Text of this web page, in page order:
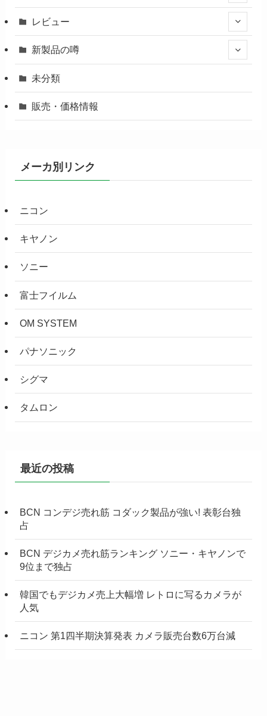
レビュー
新製品の噂
未分類
販売・価格情報
メーカ別リンク
ニコン
キヤノン
ソニー
富士フイルム
OM SYSTEM
パナソニック
シグマ
タムロン
最近の投稿
BCN コンデジ売れ筋 コダック製品が強い! 表彰台独
占
BCN デジカメ売れ筋ランキング ソニー・キヤノンで
9位まで独占
韓国でもデジカメ売上大幅増 レトロに写るカメラが
人気
ニコン 第1四半期決算発表 カメラ販売台数6万台減